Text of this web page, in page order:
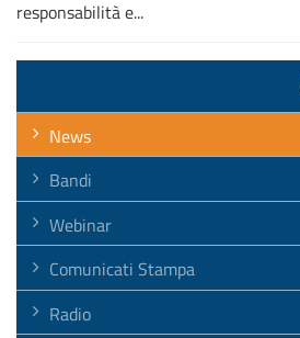
responsabilità e...
News
Bandi
Webinar
Comunicati Stampa
Radio